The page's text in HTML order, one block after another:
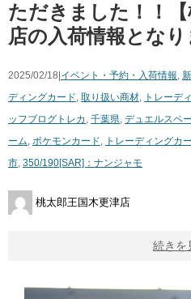
ただきました！！
店の入荷情報となり
2025/02/18| イベント・予約・入荷情報,
ディングカード, 取り扱い商材, トレーデ
ッフブログ トレカ , 千葉県, デュエルスペ
ーム, ポケモンカード, トレーディングカ
市, 350/190[SAR]：ナンジャモ
桃太郎王国木更津店
続きを